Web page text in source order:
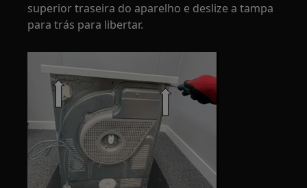
superior traseira do aparelho e deslize a tampa
para trás para libertar.